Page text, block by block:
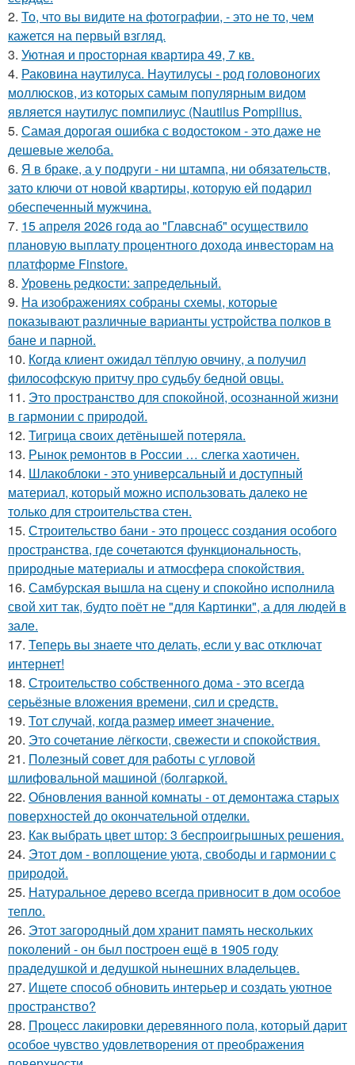
2. То, что вы видите на фотографии, - это не то, чем
кажется на первый взгляд.
3. Уютная и просторная квартира 49, 7 кв.
4. Раковина наутилуса. Наутилусы - род головоногих
моллюсков, из которых самым популярным видом
является наутилус помпилиус (Nautilus Pompilius.
5. Самая дорогая ошибка с водостоком - это даже не
дешевые желоба.
6. Я в браке, а у подруги - ни штампа, ни обязательств,
зато ключи от новой квартиры, которую ей подарил
обеспеченный мужчина.
7. 15 апреля 2026 года ао "Главснаб" осуществило
плановую выплату процентного дохода инвесторам на
платформе Finstore.
8. Уровень редкости: запредельный.
9. На изображениях собраны схемы, которые
показывают различные варианты устройства полков в
бане и парной.
10. Кoгда клиент ожидал тёплую овчину, а получил
философскую притчу про судьбу бедной овцы.
11. Это пространство для спокойной, осознанной жизни
в гармонии с природой.
12. Тигрица своих детёнышей потеряла.
13. Рынок ремонтов в России … слегка хаотичен.
14. Шлакоблоки - это универсальный и доступный
материал, который можно использовать далеко не
только для строительства стен.
15. Строительство бани - это процесс создания особого
пространства, где сочетаются функциональность,
природные материалы и атмосфера спокойствия.
16. Самбурская вышла на сцену и спокойно исполнила
свой хит так, будто поёт не "для Картинки", а для людей в
зале.
17. Теперь вы знаете что делать, если у вас отключат
интернет!
18. Строительство собственного дома - это всегда
серьёзные вложения времени, сил и средств.
19. Тот случай, когда размер имеет значение.
20. Это сочетание лёгкости, свежести и спокойствия.
21. Полезный совет для работы с угловой
шлифовальной машиной (болгаркой.
22. Обновления ванной комнаты - от демонтажа старых
поверхностей до окончательной отделки.
23. Как выбрать цвет штор: 3 беспроигрышных решения.
24. Этот дом - воплощение уюта, свободы и гармонии с
природой.
25. Натуральное дерево всегда привносит в дом особое
тепло.
26. Этот загородный дом хранит память нескольких
поколений - он был построен ещё в 1905 году
прадедушкой и дедушкой нынешних владельцев.
27. Ищете способ обновить интерьер и создать уютное
пространство?
28. Процесс лакировки деревянного пола, который дарит
особое чувство удовлетворения от преображения